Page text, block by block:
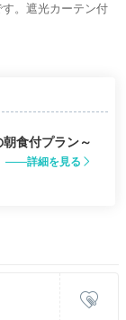
。遮光カーテン付
食付プラン～
詳細を見る